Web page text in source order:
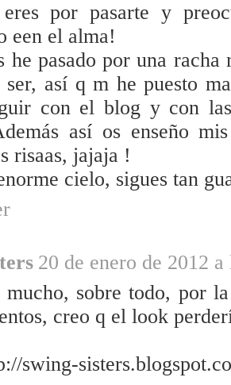
por pasarte y
een el alma!
he pasado por una
ser, así q m he puesto
con el blog y con
así os enseño
risaas, jajaja !
cielo, sigues tan
20 de enero de 2012 a
mucho, sobre todo, por
creo q el look
swing-